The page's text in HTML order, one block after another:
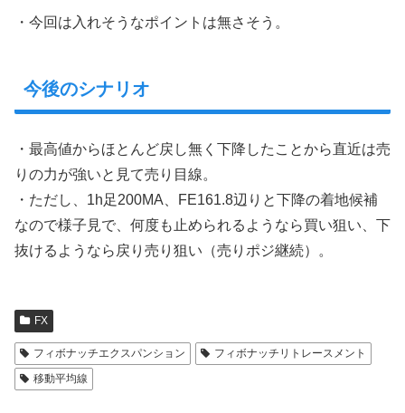
・今回は入れそうなポイントは無さそう。
今後のシナリオ
・最高値からほとんど戻し無く下降したことから直近は売
りの力が強いと見て売り目線。
・ただし、1h足200MA、FE161.8辺りと下降の着地候補
なので様子見で、何度も止められるようなら買い狙い、下
抜けるようなら戻り売り狙い（売りポジ継続）。
FX
フィボナッチエクスパンション
フィボナッチリトレースメント
移動平均線